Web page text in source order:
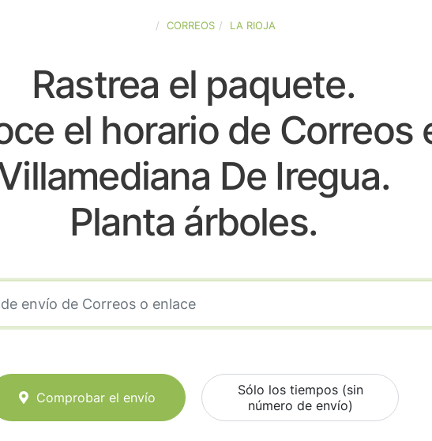
CORREOS LA RIOJA
Rastrea el paquete.
el horario de Correos
De Iregua.
Planta árboles.
Comprobar el envío
Sólo los tiempos (sin
número de envío)